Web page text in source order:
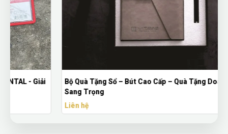
Bộ Quà Tặng Sổ – Bút Cao Cấp – Quà Tặng Doanh Nghiệp